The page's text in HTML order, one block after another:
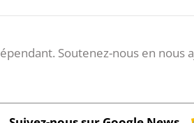
Soutenez-nous en nous